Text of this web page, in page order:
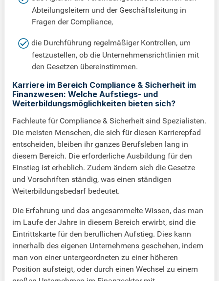
Abteilungsleitern und der Geschäftsleitung in
Fragen der Compliance,
die Durchführung regelmäßiger Kontrollen, um
festzustellen, ob die Unternehmensrichtlinien mit
den Gesetzen übereinstimmen.
Karriere im Bereich Compliance & Sicherheit im
Finanzwesen: Welche Aufstiegs- und
Weiterbildungsmöglichkeiten bieten sich?
Fachleute für Compliance & Sicherheit sind Spezialisten.
Die meisten Menschen, die sich für diesen Karrierepfad
entscheiden, bleiben ihr ganzes Berufsleben lang in
diesem Bereich. Die erforderliche Ausbildung für den
Einstieg ist erheblich. Zudem ändern sich die Gesetze
und Vorschriften ständig, was einen ständigen
Weiterbildungsbedarf bedeutet.
Die Erfahrung und das angesammelte Wissen, das man
im Laufe der Jahre in diesem Bereich erwirbt, sind die
Eintrittskarte für den beruflichen Aufstieg. Dies kann
innerhalb des eigenen Unternehmens geschehen, indem
man von einer untergeordneten zu einer höheren
Position aufsteigt, oder durch einen Wechsel zu einem